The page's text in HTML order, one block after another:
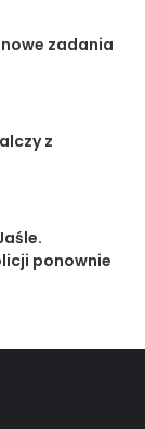
zadania
z
ponownie